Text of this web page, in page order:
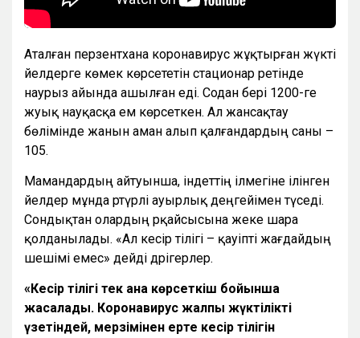
Аталған перзентхана коронавирус жұқтырған жүкті
әйелдерге көмек көрсететін стационар ретінде
наурыз айында ашылған еді. Содан бері 1200-ге
жуық науқасқа ем көрсеткен. Ал жансақтау
бөлімінде жанын аман алып қалғандардың саны –
105.
Мамандардың айтуынша, індеттің ілмегіне ілінген
әйелдер мұнда әртүрлі ауырлық деңгейімен түседі.
Сондықтан олардың әрқайсысына жеке шара
қолданылады. «Ал кесір тілігі – қауіпті жағдайдың
шешімі емес» дейді дәрігерлер.
«Кесір тілігі тек қана көрсеткіш бойынша
жасалады. Коронавирус жалпы жүктілікті
үзетіндей, мерзімінен ерте кесір тілігін